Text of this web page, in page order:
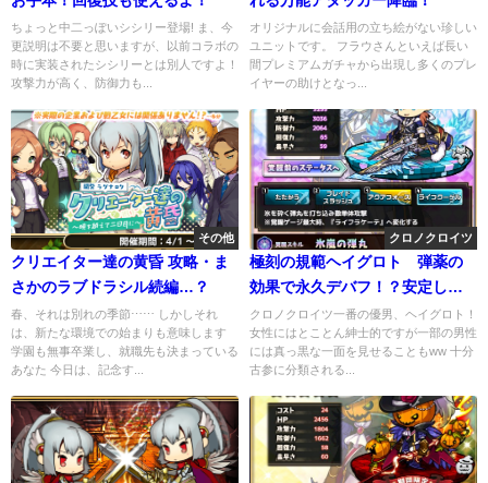
ちょっと中二っぽいシシリー登場! ま、今
更説明は不要と思いますが、以前コラボの
時に実装されたシシリーとは別人ですよ！
攻撃力が高く、防御力も...
オリジナルに会話用の立ち絵がない珍しい
ユニットです。 フラウさんといえば長い
間プレミアムガチャから出現し多くのプレ
イヤーの助けとなっ...
その他
クリエイター達の黄昏 攻略・ま
さかのラブドラシル続編…？
春、それは別れの季節⋯⋯ しかしそれ
は、新たな環境での始まりも意味します
学園も無事卒業し、就職先も決まっている
あなた 今日は、記念す...
クロノクロイツ
極刻の規範ヘイグロト 弾薬の
効果で永久デバフ！？安定した
火力も魅力的
クロノクロイツ一番の優男、ヘイグロト！
女性にはとことん紳士的ですが一部の男性
には真っ黒な一面を見せることもww 十分
古参に分類される...